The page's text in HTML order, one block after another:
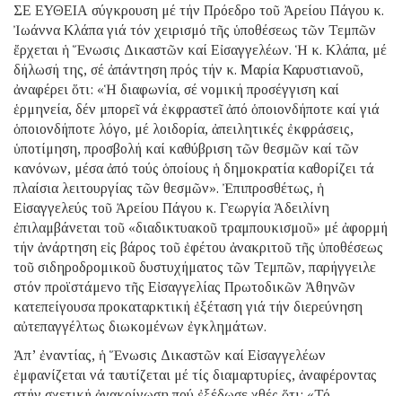
ΣΕ ΕΥΘΕΙΑ σύγκρουση μέ τήν Πρόεδρο τοῦ Ἀρείου Πάγου κ.
Ἰωάννα Κλάπα γιά τόν χειρισμό τῆς ὑποθέσεως τῶν Τεμπῶν
ἔρχεται ἡ Ἕνωσις Δικαστῶν καί Εἰσαγγελέων. Ἡ κ. Κλάπα, μέ
δήλωσή της, σέ ἀπάντηση πρός τήν κ. Μαρία Καρυστιανοῦ,
ἀναφέρει ὅτι: «Ἡ διαφωνία, σέ νομική προσέγγιση καί
ἑρμηνεία, δέν μπορεῖ νά ἐκφραστεῖ ἀπό ὁποιονδήποτε καί γιά
ὁποιονδήποτε λόγο, μέ λοιδορία, ἀπειλητικές ἐκφράσεις,
ὑποτίμηση, προσβολή καί καθύβριση τῶν θεσμῶν καί τῶν
κανόνων, μέσα ἀπό τούς ὁποίους ἡ δημοκρατία καθορίζει τά
πλαίσια λειτουργίας τῶν θεσμῶν». Ἐπιπροσθέτως, ἡ
Εἰσαγγελεύς τοῦ Ἀρείου Πάγου κ. Γεωργία Ἀδειλίνη
ἐπιλαμβάνεται τοῦ «διαδικτυακοῦ τραμπουκισμοῦ» μέ ἀφορμή
τήν ἀνάρτηση εἰς βάρος τοῦ ἐφέτου ἀνακριτοῦ τῆς ὑποθέσεως
τοῦ σιδηροδρομικοῦ δυστυχήματος τῶν Τεμπῶν, παρήγγειλε
στόν προϊστάμενο τῆς Εἰσαγγελίας Πρωτοδικῶν Ἀθηνῶν
κατεπείγουσα προκαταρκτική ἐξέταση γιά τήν διερεύνηση
αὐτεπαγγέλτως διωκομένων ἐγκλημάτων.
Ἀπ’ ἐναντίας, ἡ Ἕνωσις Δικαστῶν καί Εἰσαγγελέων
ἐμφανίζεται νά ταυτίζεται μέ τίς διαμαρτυρίες, ἀναφέροντας